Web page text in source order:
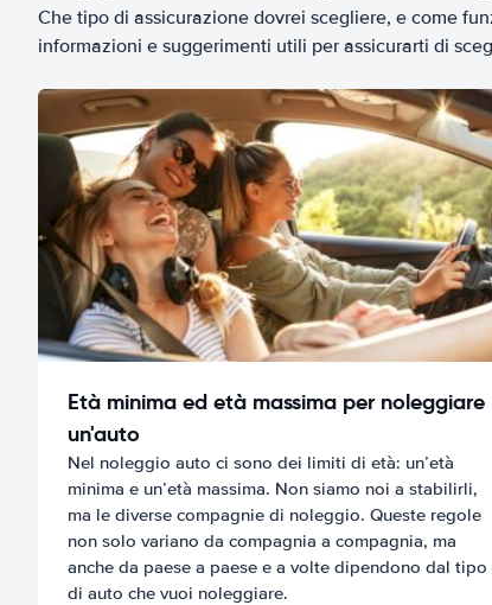
Che tipo di assicurazione dovrei scegliere, e come
informazioni e suggerimenti utili per assicurarti di
Età minima ed età massima per noleggiare
un'auto
Nel noleggio auto ci sono dei limiti di età: un’età
minima e un’età massima. Non siamo noi a stabilirli,
ma le diverse compagnie di noleggio. Queste regole
non solo variano da compagnia a compagnia, ma
anche da paese a paese e a volte dipendono dal tipo
di auto che vuoi noleggiare.